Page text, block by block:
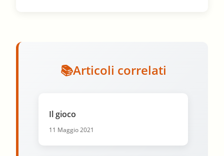
Articoli correlati
Il gioco
11 Maggio 2021